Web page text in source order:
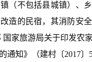
不包括县城镇）、乡
造的民宿，其消防安
国家旅游局关于印发农
通知》（建村〔2017〕